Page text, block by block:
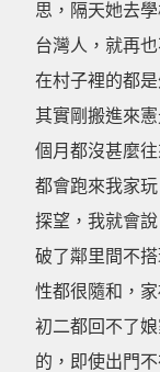
思，隔天她去
台灣人，就再
在村子裡的都
其實剛搬進來
個月都沒甚麼
都會跑來我家
探望，我就會
破了鄰里間不
性都很隨和，
初二都回不了
的，即使出門